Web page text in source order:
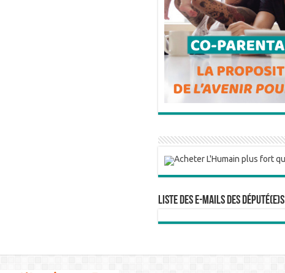
Liste des e-mails des député(e)s